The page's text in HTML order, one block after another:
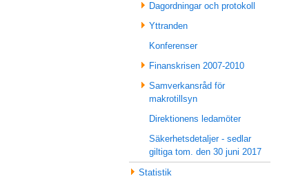
Dagordningar och protokoll
Yttranden
Konferenser
Finanskrisen 2007-2010
Samverkansråd för
makrotillsyn
Direktionens ledamöter
Säkerhetsdetaljer - sedlar
giltiga tom. den 30 juni 2017
Statistik